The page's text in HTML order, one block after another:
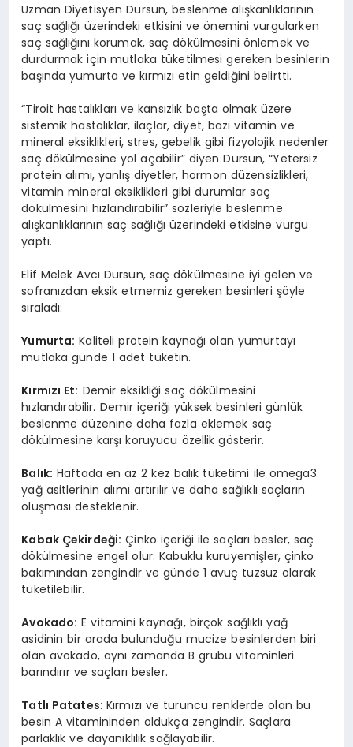
Uzman Diyetisyen Dursun, beslenme alışkanlıklarının
saç sağlığı üzerindeki etkisini ve önemini vurgularken
saç sağlığını korumak, saç dökülmesini önlemek ve
durdurmak için mutlaka tüketilmesi gereken besinlerin
başında yumurta ve kırmızı etin geldiğini belirtti.
“Tiroit hastalıkları ve kansızlık başta olmak üzere
sistemik hastalıklar, ilaçlar, diyet, bazı vitamin ve
mineral eksiklikleri, stres, gebelik gibi fizyolojik nedenler
saç dökülmesine yol açabilir” diyen Dursun, “Yetersiz
protein alımı, yanlış diyetler, hormon düzensizlikleri,
vitamin mineral eksiklikleri gibi durumlar saç
dökülmesini hızlandırabilir” sözleriyle beslenme
alışkanlıklarının saç sağlığı üzerindeki etkisine vurgu
yaptı.
Elif Melek Avcı Dursun, saç dökülmesine iyi gelen ve
sofranızdan eksik etmemiz gereken besinleri şöyle
sıraladı:
Yumurta: Kaliteli protein kaynağı olan yumurtayı
mutlaka günde 1 adet tüketin.
Kırmızı Et: Demir eksikliği saç dökülmesini
hızlandırabilir. Demir içeriği yüksek besinleri günlük
beslenme düzenine daha fazla eklemek saç
dökülmesine karşı koruyucu özellik gösterir.
Balık: Haftada en az 2 kez balık tüketimi ile omega3
yağ asitlerinin alımı artırılır ve daha sağlıklı saçların
oluşması desteklenir.
Kabak Çekirdeği: Çinko içeriği ile saçları besler, saç
dökülmesine engel olur. Kabuklu kuruyemişler, çinko
bakımından zengindir ve günde 1 avuç tuzsuz olarak
tüketilebilir.
Avokado: E vitamini kaynağı, birçok sağlıklı yağ
asidinin bir arada bulunduğu mucize besinlerden biri
olan avokado, aynı zamanda B grubu vitaminleri
barındırır ve saçları besler.
Tatlı Patates: Kırmızı ve turuncu renklerde olan bu
besin A vitamininden oldukça zengindir. Saçlara
parlaklık ve dayanıklılık sağlayabilir.